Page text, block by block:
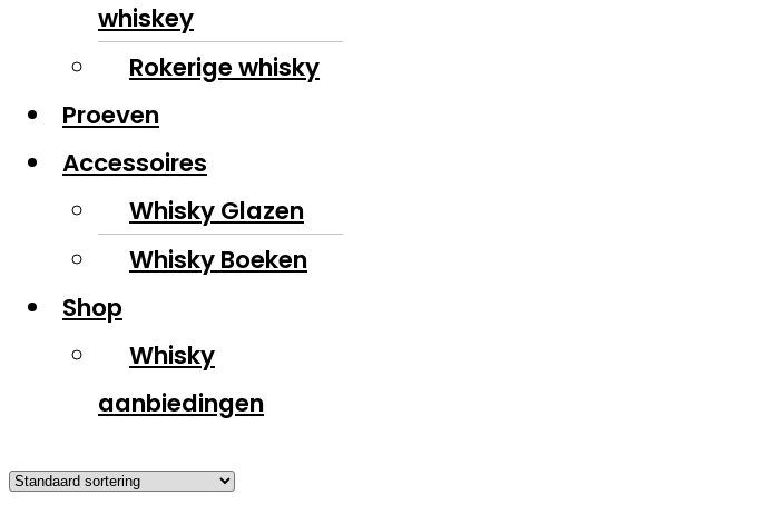
whiskey
Rokerige whisky
Proeven
Accessoires
Whisky Glazen
Whisky Boeken
Shop
Whisky
aanbiedingen